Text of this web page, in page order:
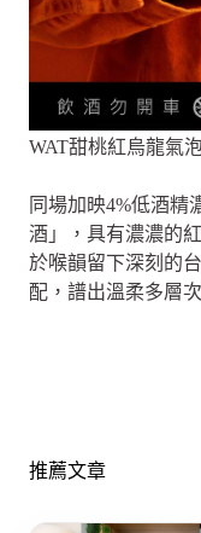
WAT甜桃紅烏龍氣
同場加映4%低酒精
酒」，具有濃濃的
於喉韻留下深刻的
配，譜出溫柔多層
推薦文章